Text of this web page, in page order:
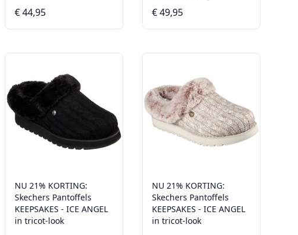
€ 44,95 € 49,95
NU 21% KORTING:
Skechers Pantoffels
KEEPSAKES - ICE ANGEL
in tricot-look
NU 21% KORTING:
Skechers Pantoffels
KEEPSAKES - ICE ANGEL
in tricot-look